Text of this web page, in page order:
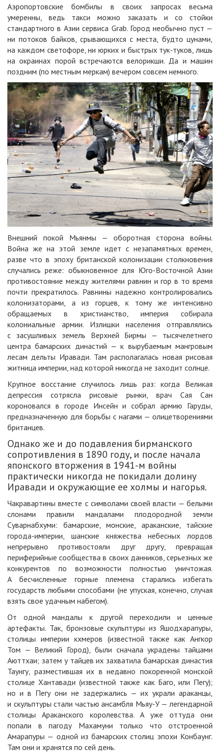
Аэропортовские бомбилы в своих запросах весьма
умеренны, ведь такси можно заказать и со стойки
стандартного в Азии сервиса Grab. Город необычно пуст —
ни потоков байков, срывающихся с места, будто цунами,
на каждом светофоре, ни юрких и быстрых тук-туков, лишь
на окраинах порой встречаются велорикши. Да и машин
поздним (по местным меркам) вечером совсем немного.
Внешний покой Мьянмы — оборотная сторона войны.
Война же на этой земле идет с незапамятных времен,
разве что в эпоху британской колонизации столкновения
случались реже: обыкновенное для Юго-Восточной Азии
противостояние между жителями равнин и гор в то время
почти прекратилось. Равнины надежно контролировались
колонизаторами, а из горцев, к тому же интенсивно
обращаемых в христианство, империя собирала
колониальные армии. Излишки населения отправлялись
с засушливых земель Верхней Бирмы — тысячелетнего
центра бамарских династий — к вырубаемым мангровым
лесам дельты Иравади. Там располагалась новая рисовая
житница империи, над которой никогда не заходит солнце.
Крупное восстание случилось лишь раз: когда Великая
депрессия сотрясла рисовые рынки, врач Сая Сан
короновался в городе Инсейн и собрал армию Гаруды,
предназначенную для борьбы с нагами — олицетворениями
британцев.
Однако же и до подавления бирманского
сопротивления в 1890 году, и после начала
японского вторжения в 1941-м войны
практически никогда не покидали долину
Иравади и окружающие ее холмы и нагорья.
Чакравартины вместе с символами своей власти — белыми
слонами правили мандалами плодородной земли
Суварнабхуми: бамарские, монские, араканские, тайские
города-империи, шанские княжества небесных лордов
непрерывно противостояли друг другу, превращая
периферийные сообщества в своих данников, серьезных же
конкурентов по возможности полностью уничтожая.
А бесчисленные горные племена старались избегать
государств любыми способами (не упуская, конечно, случая
взять свое удачным набегом).
От одной мандалы к другой переходили и ценные
артефакты. Так, бронзовые скульптуры из Яшодхарапуры,
столицы империи кхмеров (известной также как Ангкор
Том — Великий Город), были сначала украдены тайцами
Аюттхаи; затем у тайцев их захватила бамарская династия
Таунгу, разместившая их в недавно покоренной монской
столице Хантавади (известной также как Баго, или Пегу);
но и в Пегу они не задержались — их украли араканцы,
и скульптуры стали частью ансамбля Мьяу-У — легендарной
столицы Араканского королевства. А уже оттуда они
попали в пагоду Махамуни только что отстроенной
Амарапуры — одной из бамарских столиц эпохи Конбаунг.
Там они и хранятся по сей день.